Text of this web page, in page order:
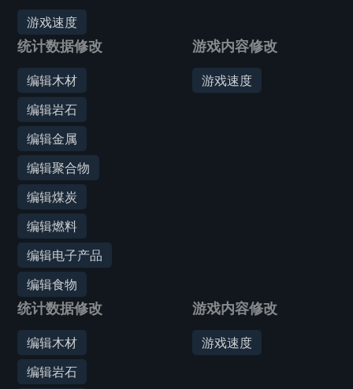
游戏速度
统计数据修改
编辑木材
编辑岩石
编辑金属
编辑聚合物
编辑煤炭
编辑燃料
编辑电子产品
编辑食物
游戏内容修改
游戏速度
统计数据修改
编辑木材
编辑岩石
游戏内容修改
游戏速度